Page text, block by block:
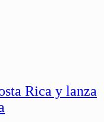
Rica y lanza